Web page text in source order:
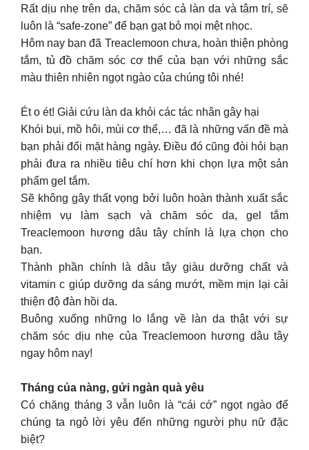
Rất dịu nhẹ trên da, chăm sóc cả làn da và tâm trí, sẽ
luôn là “safe-zone” để bạn gạt bỏ mọi mệt nhọc.
Hôm nay bạn đã Treaclemoon chưa, hoàn thiện phòng
tắm, tủ đồ chăm sóc cơ thể của bạn với những sắc
màu thiên nhiên ngọt ngào của chúng tôi nhé!
Ét o ét! Giải cứu làn da khỏi các tác nhân gây hại
Khói bụi, mồ hôi, mùi cơ thể,… đã là những vấn đề mà
bạn phải đối mặt hàng ngày. Điều đó cũng đòi hỏi bạn
phải đưa ra nhiều tiêu chí hơn khi chọn lựa một sản
phẩm gel tắm.
Sẽ không gây thất vọng bởi luôn hoàn thành xuất sắc
nhiệm vụ làm sạch và chăm sóc da, gel tắm
Treaclemoon hương dâu tây chính là lựa chọn cho
bạn.
Thành phần chính là dâu tây giàu dưỡng chất và
vitamin c giúp dưỡng da sáng mướt, mềm mịn lại cải
thiện độ đàn hồi da.
Buông xuống những lo lắng về làn da thật với sự
chăm sóc dịu nhẹ của Treaclemoon hương dâu tây
ngay hôm nay!
Tháng của nàng, gửi ngàn quà yêu
Có chăng tháng 3 vẫn luôn là “cái cớ” ngọt ngào để
chúng ta ngỏ lời yêu đến những người phụ nữ đặc
biệt?